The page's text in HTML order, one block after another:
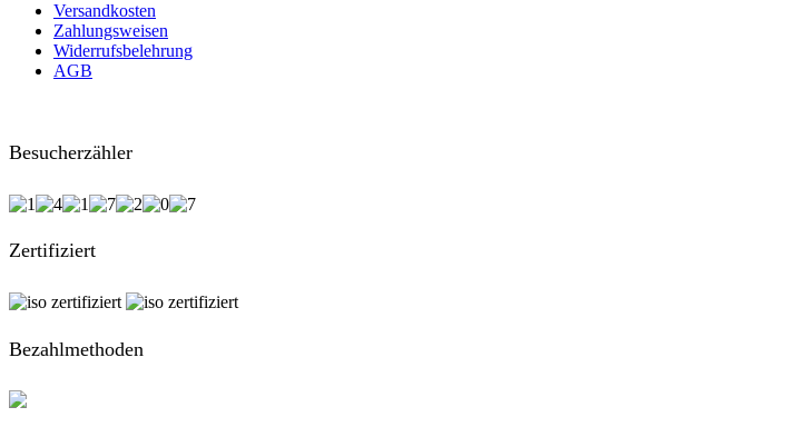
Versandkosten
Zahlungsweisen
Widerrufsbelehrung
AGB
Besucherzähler
Zertifiziert
Bezahlmethoden